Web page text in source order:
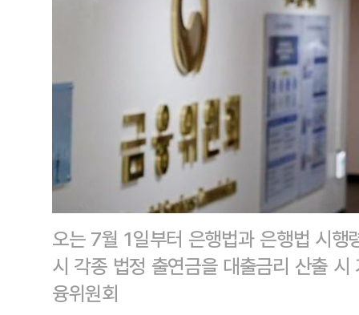
오는 7월 1일부터 은행법과 은행법 시행
시 각종 법정 출연금을 대출금리 산출
융위원회